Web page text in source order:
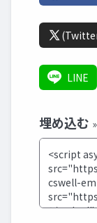
LINE
埋め込む